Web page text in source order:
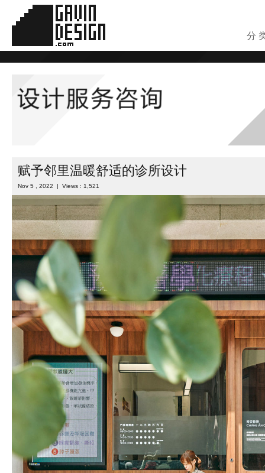
分
赋予邻里温暖舒适的诊所设计
Nov 5 , 2022 | Views : 1,521